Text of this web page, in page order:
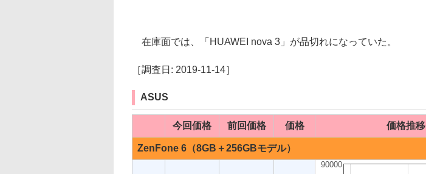
在庫面では、「HUAWEI nova 3」が品切れになっていた。
［調査日: 2019-11-14］
ASUS
今回価格 前回価格 価格 価格推移
ZenFone 6（8GB＋256GBモデル）
90000